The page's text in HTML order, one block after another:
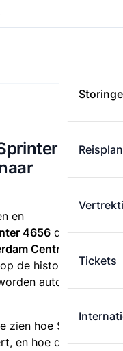
Tickets
4656
en
4656 dievan
Centraal
de historische
automatisch
zien hoe Sprinter
en hoe de